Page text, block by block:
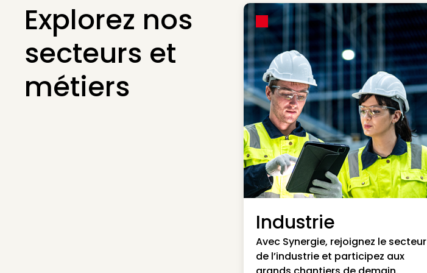
Explorez nos
secteurs et
métiers
Industrie
Avec Synergie, rejoignez le secteur
de l’industrie et participez aux